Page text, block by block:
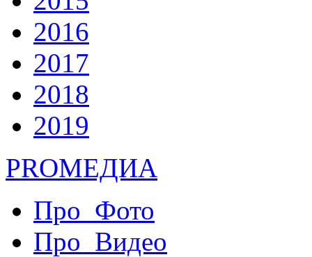
2016
2017
2018
2019
PROМЕДИА
Про_Фото
Про_Видео